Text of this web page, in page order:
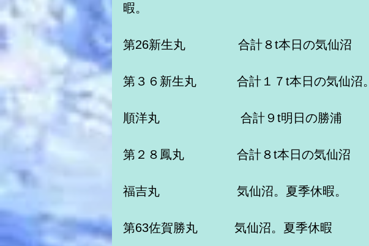
暇。
第26新生丸　　　　 合計８t本日の気仙沼
第３６新生丸　　　 合計１７t本日の気仙沼。
順洋丸　　　　　 　 合計９t明日の勝浦
第２８鳳丸　　　　 合計８t本日の気仙沼
福吉丸　　　　　　 気仙沼。夏季休暇。
第63佐賀勝丸　　　気仙沼。夏季休暇